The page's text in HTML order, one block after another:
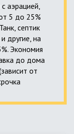
аэрацией,
5 до 25%
септик
другие, на
Экономия
до дома
от